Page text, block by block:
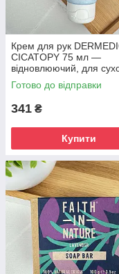
Крем для рук
CICATOPY 75 мл —
відновлюючий, для
атопічної шкіри
Готово до відправки
341 ₴
Купити